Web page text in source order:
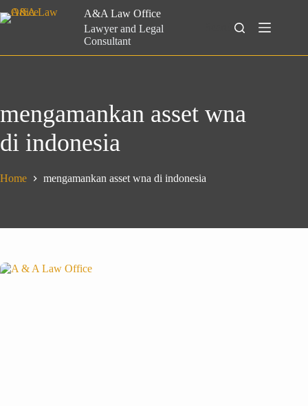
to
A&A Law Office
Lawyer and Legal
Consultant
Search
mengamankan asset wna
di indonesia
Home mengamankan asset wna di indonesia